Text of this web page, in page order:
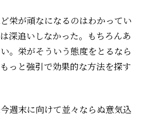
栄が頑なになるのはわかってい
深追いしなかった。もちろんあ
。栄がそういう態度をとるなら
っと強引で効果的な方法を探す
週末に向けて並々ならぬ意気込